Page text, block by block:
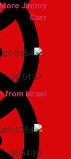
| More Jimmy
00:01:57
I'm from Israel
00:04:26